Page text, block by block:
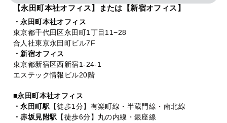
【永田町本社オフィス】または【新宿オフィス】
・永田町本社オフィス
東京都千代田区永田町1丁目11−28
合人社東京永田町ビル7F
・新宿オフィス
東京都新宿区西新宿1-24-1
エステック情報ビル20階
■永田町本社オフィス
・永田町駅 【徒歩1分】有楽町線・半蔵門線・南北線
・赤坂見附駅 【徒歩6分】丸の内線・銀座線